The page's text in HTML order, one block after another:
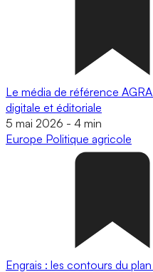
Le média de référence
digitale et éditoriale
5 mai 2026 - 4 min
Europe Politique agricole
Engrais : les contours du